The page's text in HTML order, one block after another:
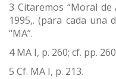
3 Citaremos “Moral de
1995,. (para cada una
“MA”.
4 MA I, p. 260; cf. pp.
5 Cf. MA I, p. 213.